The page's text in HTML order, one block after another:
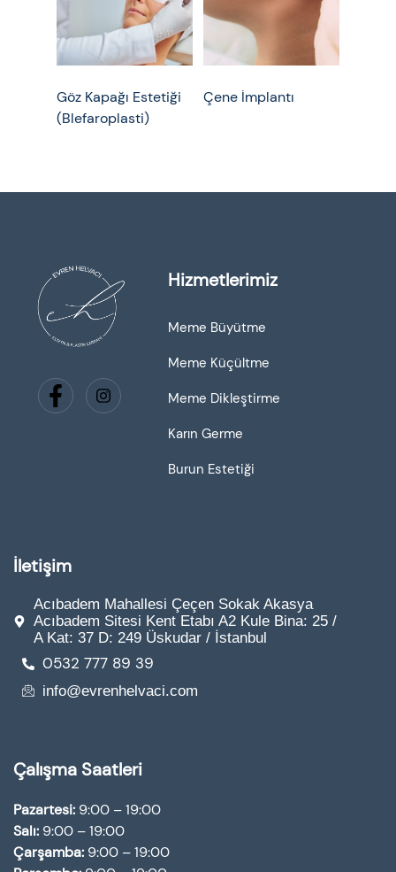
Göz Kapağı Estetiği
(Blefaroplasti)
Çene İmplantı
Hizmetlerimiz
Meme Büyütme
Meme Küçültme
Meme Dikleştirme
Karın Germe
Burun Estetiği
İletişim
Acıbadem Mahallesi Çeçen Sokak Akasya
Acıbadem Sitesi Kent Etabı A2 Kule Bina: 25 /
A Kat: 37 D: 249 Üskudar / İstanbul
0532 777 89 39
info@evrenhelvaci.com
Çalışma Saatleri
Pazartesi: 9:00 – 19:00
Salı: 9:00 – 19:00
Çarşamba: 9:00 – 19:00